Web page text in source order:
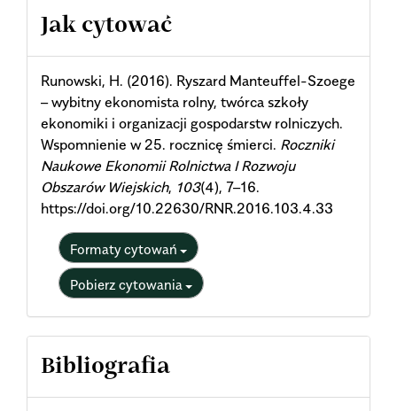
Article
Details
Jak cytować
Runowski, H. (2016). Ryszard Manteuffel-Szoege
– wybitny ekonomista rolny, twórca szkoły
ekonomiki i organizacji gospodarstw rolniczych.
Wspomnienie w 25. rocznicę śmierci. Roczniki
Naukowe Ekonomii Rolnictwa I Rozwoju
Obszarów Wiejskich, 103(4), 7–16.
https://doi.org/10.22630/RNR.2016.103.4.33
Formaty cytowań
Pobierz cytowania
Bibliografia